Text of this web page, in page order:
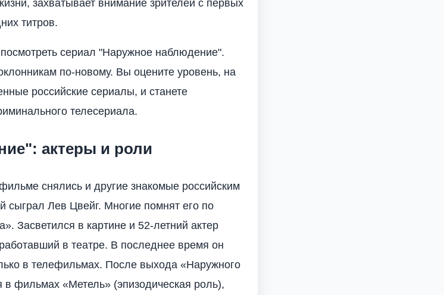
захватывает внимание зрителей с первых
титров.
сериал "Наружное наблюдение".
по-новому. Вы оцените уровень, на
российские сериалы, и станете
телесериала.
актеры и роли
снялись и другие знакомые российским
сыграл Лев Цвейг. Многие помнят его по
Засветился в картине и 52-летний актер
в театре. В последнее время он
в телефильмах. После выхода «Наружного
в фильмах «Метель» (эпизодическая роль),